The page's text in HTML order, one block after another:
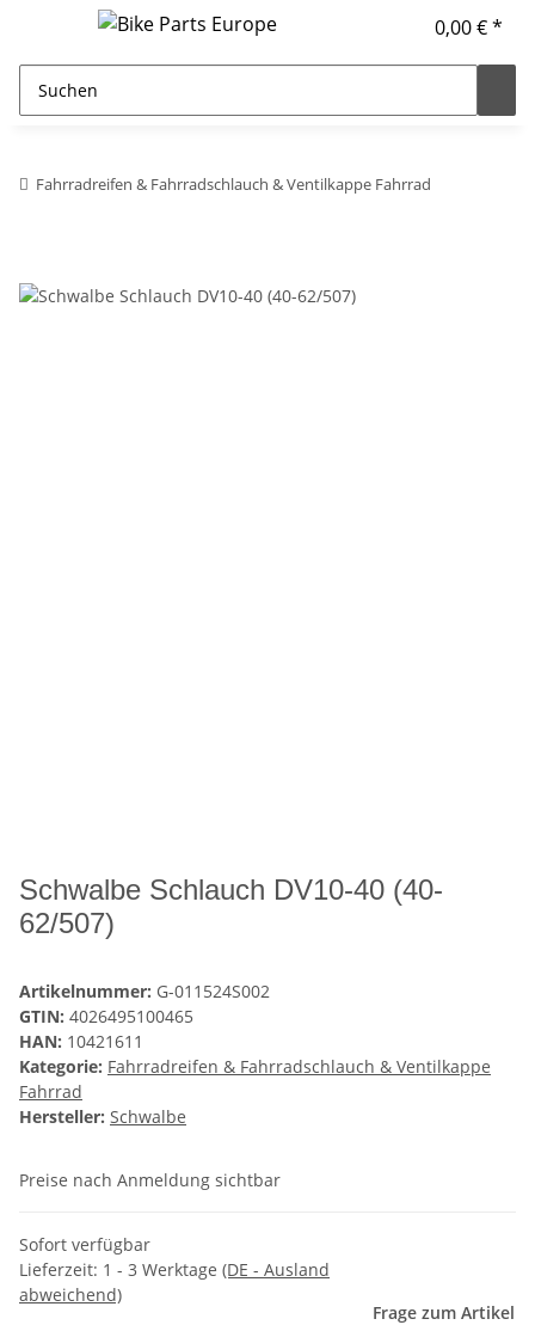
0,00 € *
Fahrradreifen & Fahrradschlauch & Ventilkappe Fahrrad
Schwalbe Schlauch DV10-40 (40-
62/507)
Artikelnummer: G-011524S002
GTIN: 4026495100465
HAN: 10421611
Kategorie: Fahrradreifen & Fahrradschlauch & Ventilkappe
Fahrrad
Hersteller: Schwalbe
Preise nach Anmeldung sichtbar
Sofort verfügbar
Lieferzeit: 1 - 3 Werktage (DE - Ausland
abweichend)
Frage zum Artikel